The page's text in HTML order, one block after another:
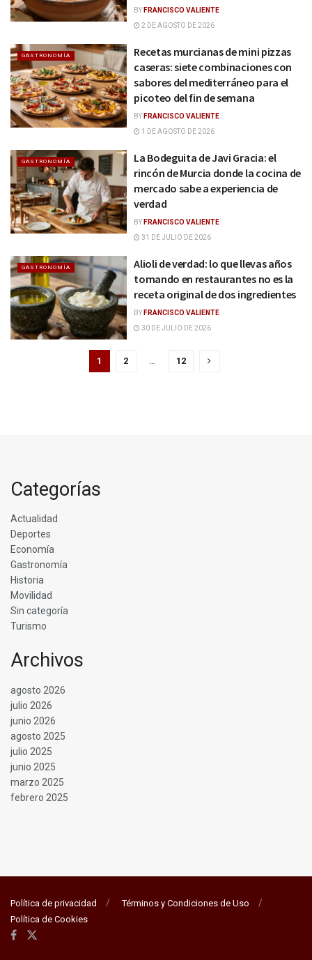
BY FRANCISCO VALIENTE
2 DE AGOSTO DE 2026
GASTRONOMÍA
Recetas murcianas de mini pizzas
caseras: siete combinaciones con
sabores del mediterráneo para el
picoteo del fin de semana
BY FRANCISCO VALIENTE
1 DE AGOSTO DE 2026
GASTRONOMÍA
La Bodeguita de Javi Gracia: el
rincón de Murcia donde la cocina de
mercado sabe a experiencia de
verdad
BY FRANCISCO VALIENTE
31 DE JULIO DE 2026
GASTRONOMÍA
Alioli de verdad: lo que llevas años
tomando en restaurantes no es la
receta original de dos ingredientes
BY FRANCISCO VALIENTE
30 DE JULIO DE 2026
1 2 12
Categorías
Actualidad
Deportes
Economía
Gastronomía
Historia
Movilidad
Sin categoría
Turismo
Archivos
agosto 2026
julio 2026
junio 2026
agosto 2025
julio 2025
junio 2025
marzo 2025
febrero 2025
Política de privacidad
Términos y Condiciones de Uso
Política de Cookies